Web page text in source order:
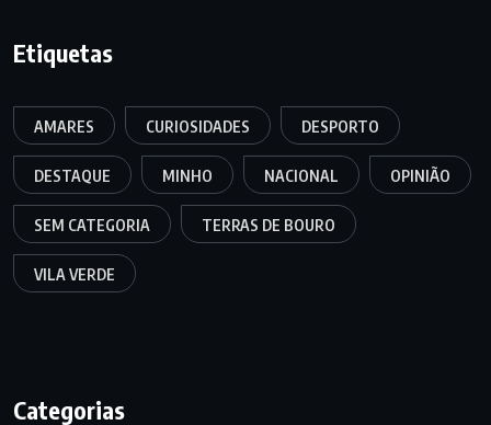
Etiquetas
AMARES CURIOSIDADES DESPORTO
DESTAQUE MINHO NACIONAL OPINIÃO
SEM CATEGORIA TERRAS DE BOURO
VILA VERDE
Categorias